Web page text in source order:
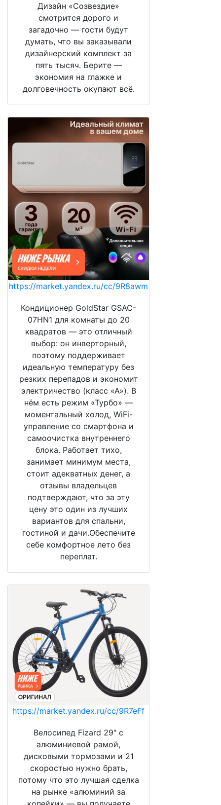
Дизайн «Созвездие»
смотрится дорого и
загадочно — гости будут
думать, что вы заказывали
дизайнерский комплект за
пять тысяч. Берите —
экономия на глажке и
долговечность окупают всё.
https://market.yandex.ru/cc/9R8awm
Кондиционер GoldStar GSAC-
07HN1 для комнаты до 20
квадратов — это отличный
выбор: он инверторный,
поэтому поддерживает
идеальную температуру без
резких перепадов и экономит
электричество (класс «А»). В
нём есть режим «Турбо» —
моментальный холод, WiFi-
управление со смартфона и
самоочистка внутреннего
блока. Работает тихо,
занимает минимум места,
стоит адекватных денег, а
отзывы владельцев
подтверждают, что за эту
цену это один из лучших
вариантов для спальни,
гостиной и дачи.Обеспечите
себе комфортное лето без
переплат.
https://market.yandex.ru/cc/9R7eFf
Велосипед Fizard 29" с
алюминиевой рамой,
дисковыми тормозами и 21
скоростью нужно брать,
потому что это лучшая сделка
на рынке «алюминий за